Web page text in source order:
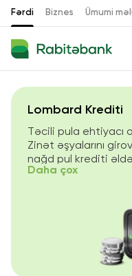
Fərdi Biznes Ümumi
Lombard Krediti
Təcili pula
Zinət əşyalarını
nağd pul krediti
tanış olaraq elə
Daha çox